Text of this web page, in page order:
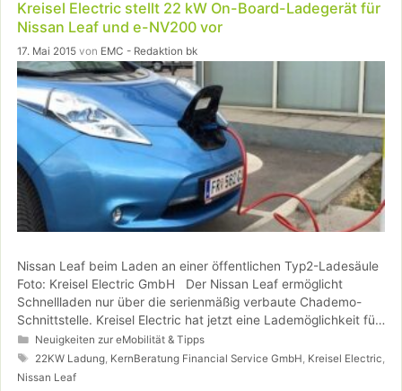
Kreisel Electric stellt 22 kW On-Board-Ladegerät für
Nissan Leaf und e-NV200 vor
17. Mai 2015 von EMC - Redaktion bk
Nissan Leaf beim Laden an einer öffentlichen Typ2-Ladesäule
Foto: Kreisel Electric GmbH Der Nissan Leaf ermöglicht
Schnellladen nur über die serienmäßig verbaute Chademo-
Schnittstelle. Kreisel Electric hat jetzt eine Lademöglichkeit für
den Leaf und den …Weiterlesen…
Kategorien
Neuigkeiten zur eMobilität & Tipps
Schlagwörter
22KW Ladung KernBeratung Financial Service GmbH Kreisel Electric
Nissan Leaf